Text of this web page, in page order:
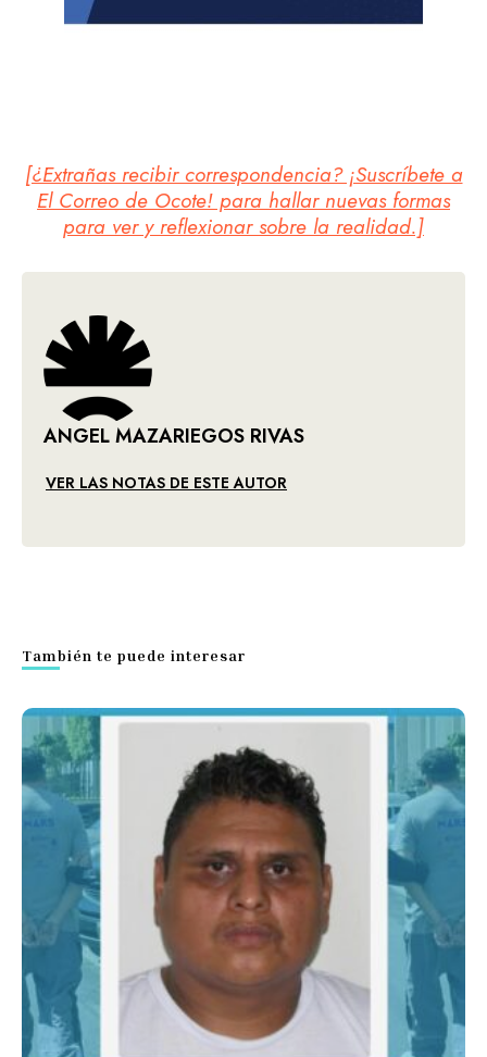
[¿Extrañas recibir correspondencia? ¡Suscríbete a
El Correo de Ocote! para hallar nuevas formas
para ver y reflexionar sobre la realidad.]
ANGEL MAZARIEGOS RIVAS
VER LAS NOTAS DE ESTE AUTOR
También te puede interesar